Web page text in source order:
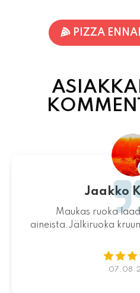
PIZZA
Jaakko
Maukas ruoka
aineista.Jälkiruoka